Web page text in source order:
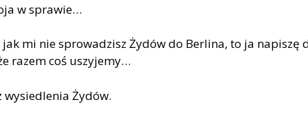
w sprawie…
mi nie sprowadzisz Żydów do Berlina, to ja napiszę
razem coś uszyjemy…
Żydów.